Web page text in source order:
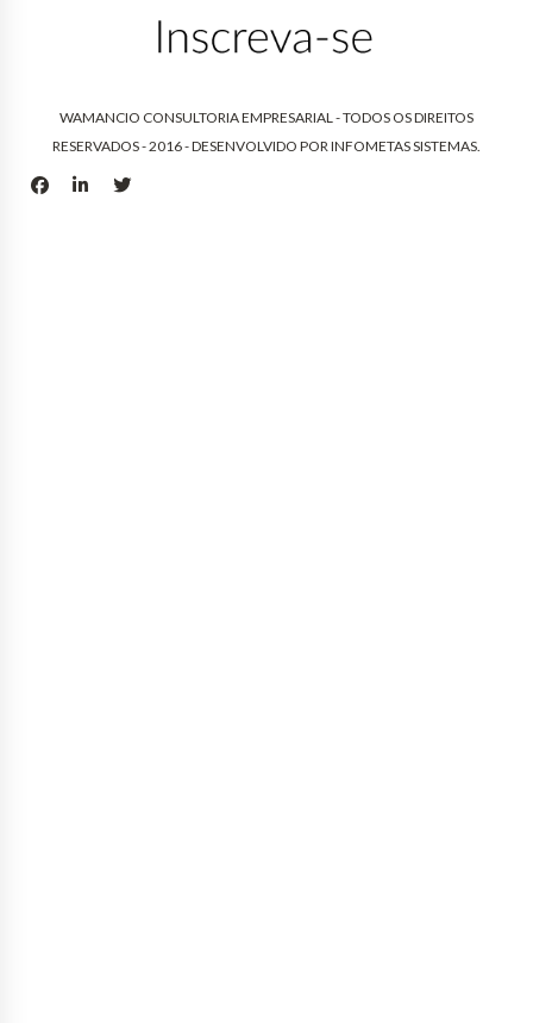
WAMANCIO CONSULTORIA EMPRESARIAL - TODOS OS DIREITOS
RESERVADOS - 2016 - DESENVOLVIDO PORINFOMETAS SISTEMAS.